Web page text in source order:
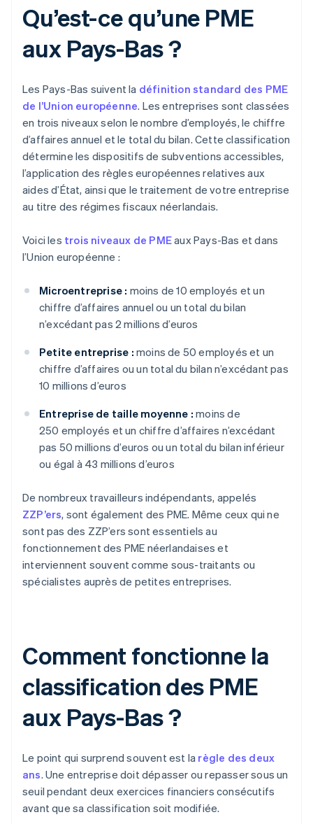
Qu’est-ce qu’une PME
aux Pays-Bas ?
Les Pays-Bas suivent la définition standard des PME
de l’Union européenne. Les entreprises sont classées
en trois niveaux selon le nombre d’employés, le chiffre
d’affaires annuel et le total du bilan. Cette classification
détermine les dispositifs de subventions accessibles,
l’application des règles européennes relatives aux
aides d’État, ainsi que le traitement de votre entreprise
au titre des régimes fiscaux néerlandais.
Voici les trois niveaux de PMEaux Pays-Bas et dans
l’Union européenne :
Microentreprise : moins de 10 employés et un
chiffre d’affaires annuel ou un total du bilan
n’excédant pas 2 millions d’euros
Petite entreprise : moins de 50 employés et un
chiffre d’affaires ou un total du bilan n’excédant pas
10 millions d’euros
Entreprise de taille moyenne : moins de
250 employés et un chiffre d’affaires n’excédant
pas 50 millions d’euros ou un total du bilan inférieur
ou égal à 43 millions d’euros
De nombreux travailleurs indépendants, appelés
ZZP’ers, sont également des PME. Même ceux qui ne
sont pas des ZZP’ers sont essentiels au
fonctionnement des PME néerlandaises et
interviennent souvent comme sous-traitants ou
spécialistes auprès de petites entreprises.
Comment fonctionne la
classification des PME
aux Pays-Bas ?
Le point qui surprend souvent est la règle des deux
ans. Une entreprise doit dépasser ou repasser sous un
seuil pendant deux exercices financiers consécutifs
avant que sa classification soit modifiée.